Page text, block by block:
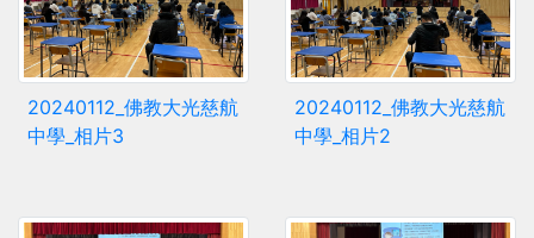
20240112_佛教大光慈航
中學_相片3
20240112_佛教大光慈航
中學_相片2